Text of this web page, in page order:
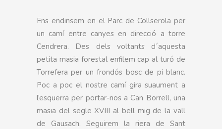
Ens endinsem en el Parc de Collserola per
un camí entre canyes en direcció a torre
Cendrera. Des dels voltants d´aquesta
petita masia forestal enfilem cap al turó de
Torrefera per un frondós bosc de pi blanc.
Poc a poc el nostre camí gira suaument a
l’esquerra per portar-nos a Can Borrell, una
masia del segle XVIII al bell mig de la vall
de Gausach. Seguirem la riera de Sant